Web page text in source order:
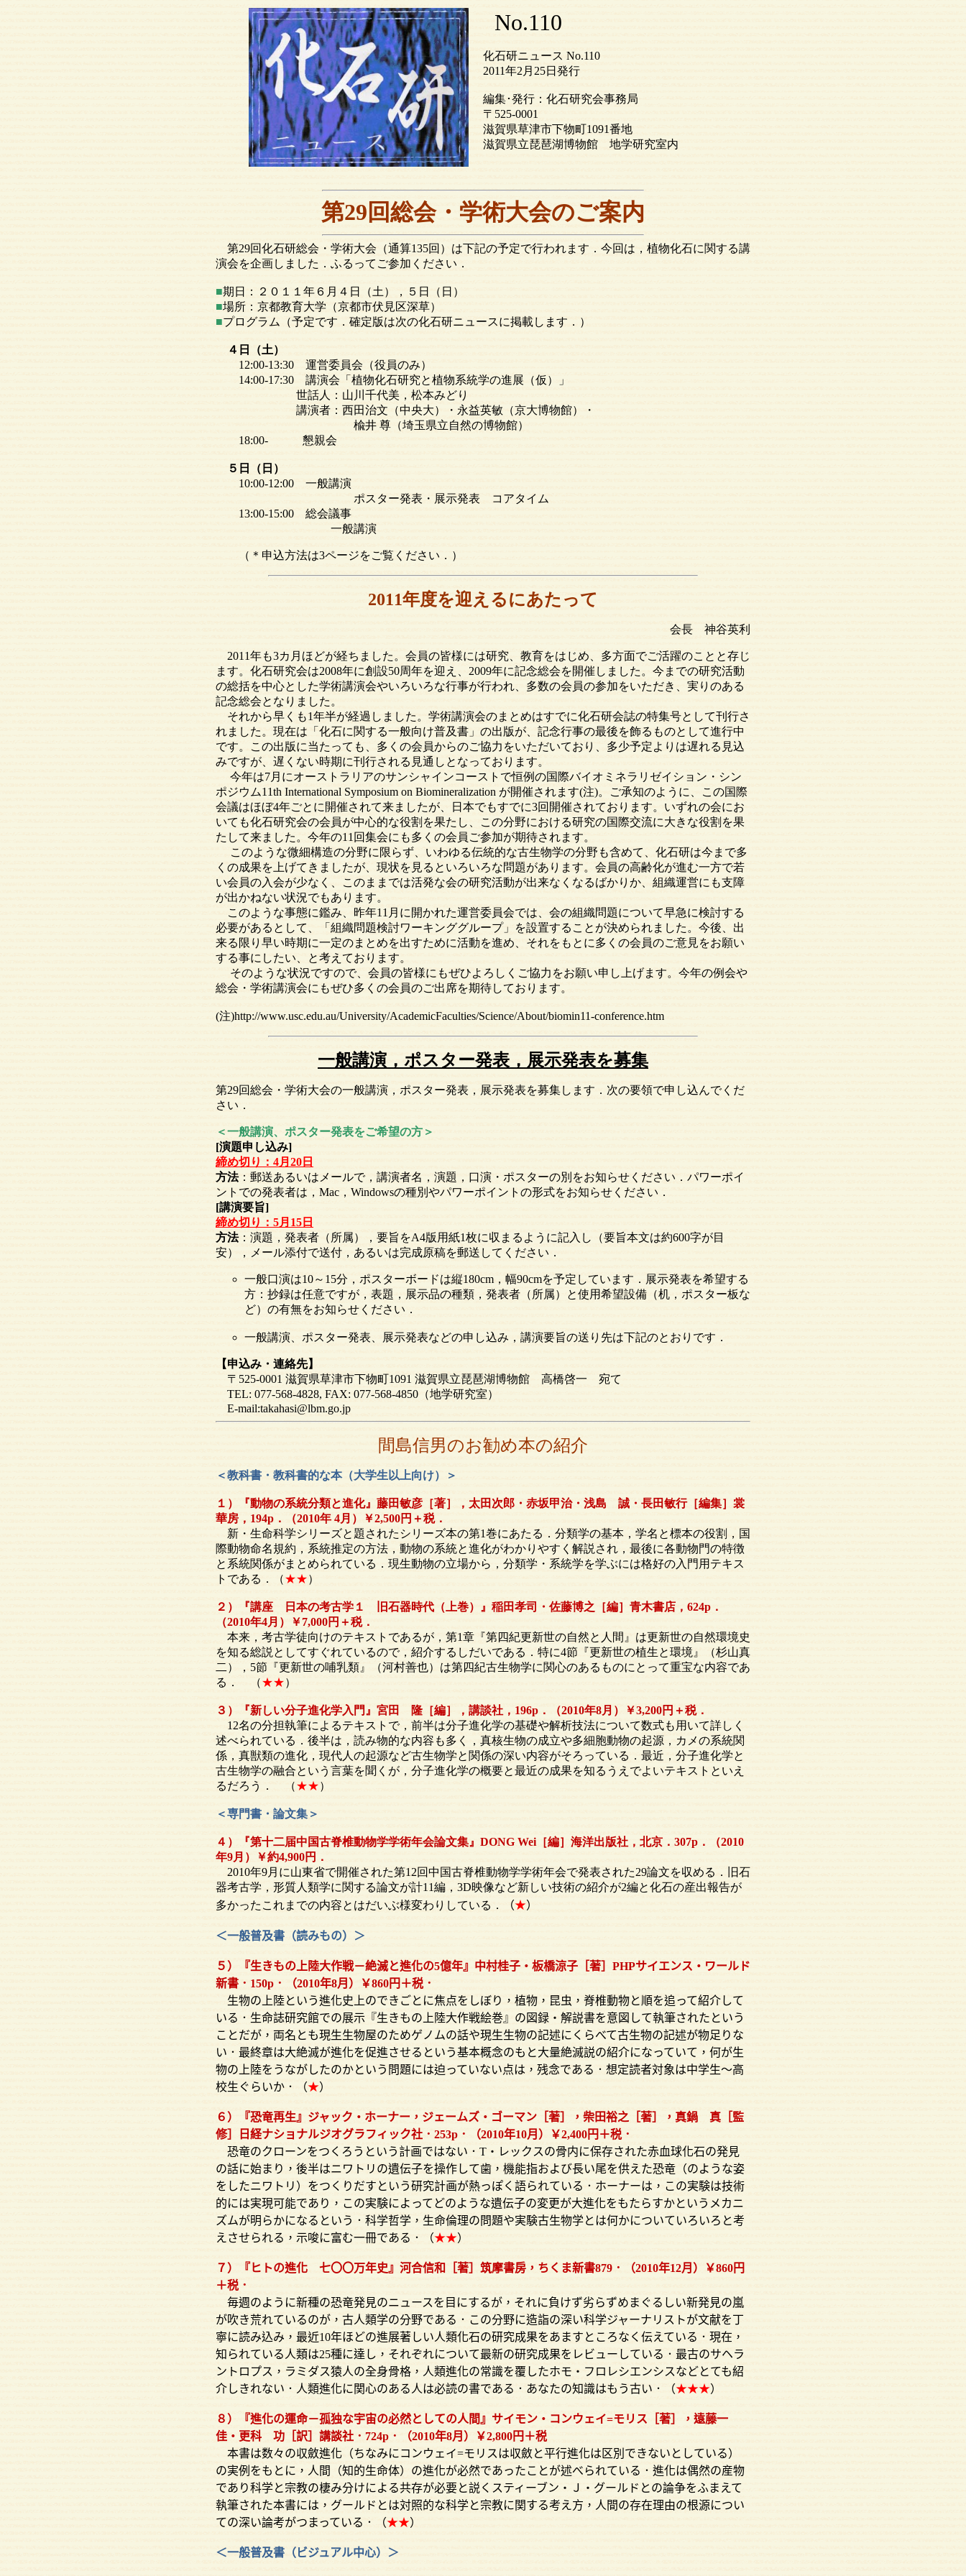
No.110
化石研ニュース No.110
2011年2月25日発行
編集･発行：化石研究会事務局
〒525-0001
滋賀県草津市下物町1091番地
滋賀県立琵琶湖博物館 地学研究室内
第29回総会・学術大会のご案内
第29回化石研総会・学術大会（通算135回）は下記の予定で行われます．今回は，植物化石に関する講
演会を企画しました．ふるってご参加ください．
■期日：２０１１年６月４日（土），５日（日）
■場所：京都教育大学（京都市伏見区深草）
■プログラム（予定です．確定版は次の化石研ニュースに掲載します．）
４日（土）
12:00-13:30 運営委員会（役員のみ）
14:00-17:30 講演会「植物化石研究と植物系統学の進展（仮）」
世話人：山川千代美，松本みどり
講演者：西田治文（中央大）・永益英敏（京大博物館）・
楡井 尊（埼玉県立自然の博物館）
18:00- 懇親会
５日（日）
10:00-12:00 一般講演
ポスター発表・展示発表 コアタイム
13:00-15:00 総会議事
一般講演
（＊申込方法は3ページをご覧ください．）
2011年度を迎えるにあたって
会長 神谷英利
2011年も3カ月ほどが経ちました。会員の皆様には研究、教育をはじめ、多方面でご活躍のことと存じ
ます。化石研究会は2008年に創設50周年を迎え、2009年に記念総会を開催しました。今までの研究活動
の総括を中心とした学術講演会やいろいろな行事が行われ、多数の会員の参加をいただき、実りのある
記念総会となりました。
それから早くも1年半が経過しました。学術講演会のまとめはすでに化石研会誌の特集号として刊行さ
れました。現在は「化石に関する一般向け普及書」の出版が、記念行事の最後を飾るものとして進行中
です。この出版に当たっても、多くの会員からのご協力をいただいており、多少予定よりは遅れる見込
みですが、遅くない時期に刊行される見通しとなっております。
今年は7月にオーストラリアのサンシャインコーストで恒例の国際バイオミネラリゼイション・シン
ポジウム11th International Symposium on Biomineralization が開催されます(注)。ご承知のように、この国際
会議はほぼ4年ごとに開催されて来ましたが、日本でもすでに3回開催されております。いずれの会にお
いても化石研究会の会員が中心的な役割を果たし、この分野における研究の国際交流に大きな役割を果
たして来ました。今年の11回集会にも多くの会員ご参加が期待されます。
このような微細構造の分野に限らず、いわゆる伝統的な古生物学の分野も含めて、化石研は今まで多
くの成果を上げてきましたが、現状を見るといろいろな問題があります。会員の高齢化が進む一方で若
い会員の入会が少なく、このままでは活発な会の研究活動が出来なくなるばかりか、組織運営にも支障
が出かねない状況でもあります。
このような事態に鑑み、昨年11月に開かれた運営委員会では、会の組織問題について早急に検討する
必要があるとして、「組織問題検討ワーキンググループ」を設置することが決められました。今後、出
来る限り早い時期に一定のまとめを出すために活動を進め、それをもとに多くの会員のご意見をお願い
する事にしたい、と考えております。
そのような状況ですので、会員の皆様にもぜひよろしくご協力をお願い申し上げます。今年の例会や
総会・学術講演会にもぜひ多くの会員のご出席を期待しております。
(注)http://www.usc.edu.au/University/AcademicFaculties/Science/About/biomin11-conference.htm
一般講演，ポスター発表，展示発表を募集
第29回総会・学術大会の一般講演，ポスター発表，展示発表を募集します．次の要領で申し込んでくだ
さい．
＜一般講演、ポスター発表をご希望の方＞
[演題申し込み]
締め切り：4月20日
方法：郵送あるいはメールで，講演者名，演題，口演・ポスターの別をお知らせください．パワーポイ
ントでの発表者は，Mac，Windowsの種別やパワーポイントの形式をお知らせください．
[講演要旨]
締め切り：5月15日
方法：演題，発表者（所属），要旨をA4版用紙1枚に収まるように記入し（要旨本文は約600字が目
安），メール添付で送付，あるいは完成原稿を郵送してください．
一般口演は10～15分，ポスターボードは縦180cm，幅90cmを予定しています．展示発表を希望する
方：抄録は任意ですが，表題，展示品の種類，発表者（所属）と使用希望設備（机，ポスター板な
ど）の有無をお知らせください．
一般講演、ポスター発表、展示発表などの申し込み，講演要旨の送り先は下記のとおりです．
【申込み・連絡先】
〒525-0001 滋賀県草津市下物町1091 滋賀県立琵琶湖博物館 高橋啓一 宛て
TEL: 077-568-4828, FAX: 077-568-4850（地学研究室）
E-mail:takahasi@lbm.go.jp
間島信男のお勧め本の紹介
＜教科書・教科書的な本（大学生以上向け）＞
１）『動物の系統分類と進化』藤田敏彦［著］，太田次郎・赤坂甲治・浅島 誠・長田敏行［編集］裳
華房，194p．（2010年 4月）￥2,500円＋税．
新・生命科学シリーズと題されたシリーズ本の第1巻にあたる．分類学の基本，学名と標本の役割，国
際動物命名規約，系統推定の方法，動物の系統と進化がわかりやすく解説され，最後に各動物門の特徴
と系統関係がまとめられている．現生動物の立場から，分類学・系統学を学ぶには格好の入門用テキス
トである．（★★）
２）『講座 日本の考古学１ 旧石器時代（上巻）』稲田孝司・佐藤博之［編］青木書店，624p．
（2010年4月）￥7,000円＋税．
本来，考古学徒向けのテキストであるが，第1章『第四紀更新世の自然と人間』は更新世の自然環境史
を知る総説としてすぐれているので，紹介するしだいである．特に4節『更新世の植生と環境』（杉山真
二），5節『更新世の哺乳類』（河村善也）は第四紀古生物学に関心のあるものにとって重宝な内容であ
る． （★★）
３）『新しい分子進化学入門』宮田 隆［編］，講談社，196p．（2010年8月）￥3,200円＋税．
12名の分担執筆によるテキストで，前半は分子進化学の基礎や解析技法について数式も用いて詳しく
述べられている．後半は，読み物的な内容も多く，真核生物の成立や多細胞動物の起源，カメの系統関
係，真獣類の進化，現代人の起源など古生物学と関係の深い内容がそろっている．最近，分子進化学と
古生物学の融合という言葉を聞くが，分子進化学の概要と最近の成果を知るうえでよいテキストといえ
るだろう． （★★）
＜専門書・論文集＞
４）『第十二届中国古脊椎動物学学術年会論文集』DONG Wei［編］海洋出版社，北京．307p．（2010
年9月）￥約4,900円．
2010年9月に山東省で開催された第12回中国古脊椎動物学学術年会で発表された29論文を収める．旧石
器考古学，形質人類学に関する論文が計11編，3D映像など新しい技術の紹介が2編と化石の産出報告が
多かったこれまでの内容とはだいぶ様変わりしている．
（★）
＜一般普及書（読みもの）＞
５）『生きもの上陸大作戦－絶滅と進化の5億年』中村桂子・板橋涼子［著］PHPサイエンス・ワールド
新書．150p．（2010年8月）￥860円＋税．
生物の上陸という進化史上のできごとに焦点をしぼり，植物，昆虫，脊椎動物と順を追って紹介して
いる．生命誌研究館での展示『生きもの上陸大作戦絵巻』の図録・解説書を意図して執筆されたという
ことだが，両名とも現生生物屋のためゲノムの話や現生生物の記述にくらべて古生物の記述が物足りな
い．最終章は大絶滅が進化を促進させるという基本概念のもと大量絶滅説の紹介になっていて，何が生
物の上陸をうながしたのかという問題には迫っていない点は，残念である．想定読者対象は中学生～高
校生ぐらいか．（★）
６）『恐竜再生』ジャック・ホーナー，ジェームズ・ゴーマン［著］，柴田裕之［著］，真鍋 真［監
修］日経ナショナルジオグラフィック社．253p．（2010年10月）￥2,400円＋税．
恐竜のクローンをつくろうという計画ではない．T・レックスの骨内に保存された赤血球化石の発見
の話に始まり，後半はニワトリの遺伝子を操作して歯，機能指および長い尾を供えた恐竜（のような姿
をしたニワトリ）をつくりだすという研究計画が熱っぽく語られている．ホーナーは，この実験は技術
的には実現可能であり，この実験によってどのような遺伝子の変更が大進化をもたらすかというメカニ
ズムが明らかになるという．科学哲学，生命倫理の問題や実験古生物学とは何かについていろいろと考
えさせられる，示唆に富む一冊である．（★★）
７）『ヒトの進化 七〇〇万年史』河合信和［著］筑摩書房，ちくま新書879．（2010年12月）￥860円
＋税．
毎週のように新種の恐竜発見のニュースを目にするが，それに負けず劣らずめまぐるしい新発見の嵐
が吹き荒れているのが，古人類学の分野である．この分野に造詣の深い科学ジャーナリストが文献を丁
寧に読み込み，最近10年ほどの進展著しい人類化石の研究成果をあますところなく伝えている．現在，
知られている人類は25種に達し，それぞれについて最新の研究成果をレビューしている．最古のサヘラ
ントロプス，ラミダス猿人の全身骨格，人類進化の常識を覆したホモ・フロレシエンシスなどとても紹
介しきれない．人類進化に関心のある人は必読の書である．あなたの知識はもう古い．（★★★）
８）『進化の運命－孤独な宇宙の必然としての人間』サイモン・コンウェイ=モリス［著］，遠藤一
佳・更科 功［訳］講談社．724p．（2010年8月）￥2,800円＋税
本書は数々の収斂進化（ちなみにコンウェイ=モリスは収斂と平行進化は区別できないとしている）
の実例をもとに，人間（知的生命体）の進化が必然であったことが述べられている．進化は偶然の産物
であり科学と宗教の棲み分けによる共存が必要と説くスティーブン・Ｊ・グールドとの論争をふまえて
執筆された本書には，グールドとは対照的な科学と宗教に関する考え方，人間の存在理由の根源につい
ての深い論考がつまっている．（★★）
＜一般普及書（ビジュアル中心）＞